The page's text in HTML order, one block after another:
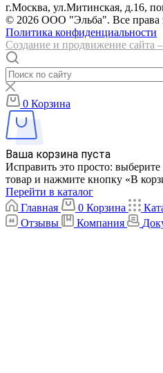
г.Москва, ул.Митинская, д.16,
© 2026 ООО "Эльба". Все права
Политика конфиденциальности
Создание и продвижение сайта
0 Корзина
Ваша корзина пуста
Исправить это просто:
товар и нажмите кнопку «В
Перейти в каталог
Главная
0 Корзина
Отзывы
Компания